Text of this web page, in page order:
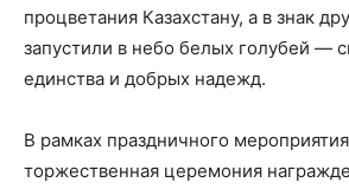
процветания Казахстану, а в знак
запустили в небо белых голубей —
единства и добрых надежд.
В рамках праздничного
торжественная церемония